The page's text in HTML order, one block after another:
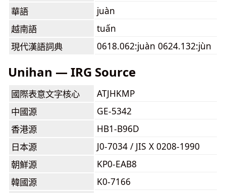
華語
juàn
越南語
tuấn
現代漢語詞典
0618.062:juàn 0624.132:jùn
Unihan — IRG Source
國際表意文字核心
ATJHKMP
中國源
GE-5342
香港源
HB1-B96D
日本源
J0-7034 / JIS X 0208-1990
朝鮮源
KP0-EAB8
韓國源
K0-7166